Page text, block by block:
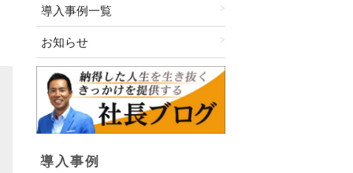
導入事例一覧
お知らせ
導入事例